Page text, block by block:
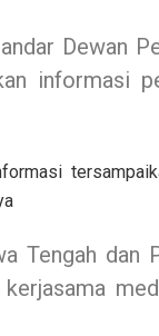
Dewan
informasi
Tengah dan